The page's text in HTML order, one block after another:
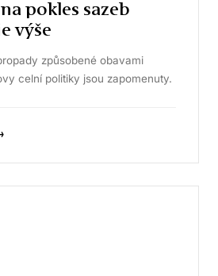
pokles sazeb
výše
způsobené obavami
celní politiky jsou zapomenuty.